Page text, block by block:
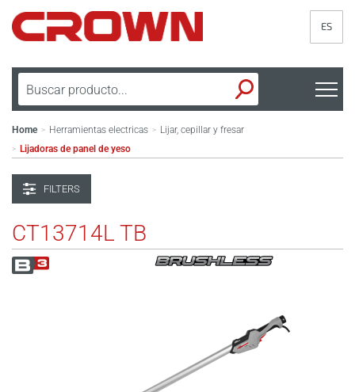
ES
Home > Herramientas electricas > Lijar, cepillar y fresar
> Lijadoras de panel de yeso
FILTERS
CT13714L TB